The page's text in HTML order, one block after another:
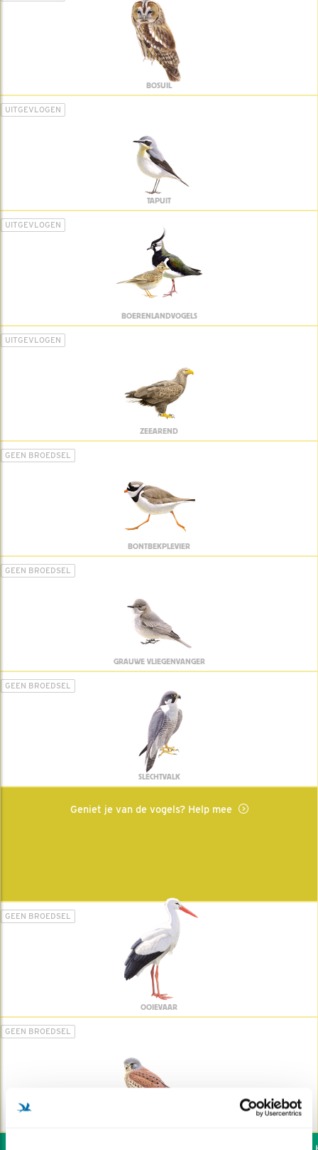
BOSUIL
UITGEVLOGEN
TAPUIT
UITGEVLOGEN
BOERENLANDVOGELS
UITGEVLOGEN
ZEEAREND
GEEN BROEDSEL
BONTBEKPLEVIER
GEEN BROEDSEL
GRAUWE VLIEGENVANGER
GEEN BROEDSEL
SLECHTVALK
Geniet je van de vogels? Help mee
GEEN BROEDSEL
OOIEVAAR
GEEN BROEDSEL